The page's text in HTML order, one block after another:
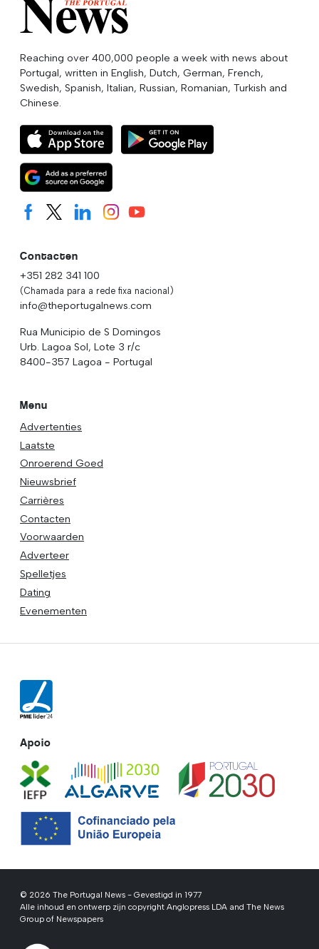
Reaching over 400,000 people a week with news about
Portugal, written in English, Dutch, German, French,
Swedish, Spanish, Italian, Russian, Romanian, Turkish and
Chinese.
Contacten
+351 282 341 100
(Chamada para a rede fixa nacional)
info@theportugalnews.com
Rua Municipio de S Domingos
Urb. Lagoa Sol, Lote 3 r/c
8400-357 Lagoa - Portugal
Menu
Advertenties
Laatste
Onroerend Goed
Nieuwsbrief
Carrières
Contacten
Voorwaarden
Adverteer
Spelletjes
Dating
Evenementen
Apoio
© 2026 The Portugal News - Gevestigd in 1977
Alle inhoud en ontwerp zijn copyright Anglopress LDA and The News
Group of Newspapers